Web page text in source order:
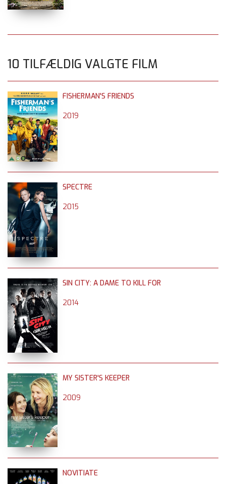
10 TILFÆLDIG VALGTE FILM
FISHERMAN'S FRIENDS
2019
SPECTRE
2015
SIN CITY: A DAME TO KILL FOR
2014
MY SISTER'S KEEPER
2009
NOVITIATE